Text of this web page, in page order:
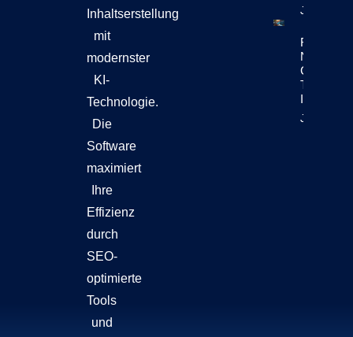
Inhaltserstellung
mit
modernster
KI-
Technologie.
Die
Software
maximiert
Ihre
Effizienz
durch
SEO-
optimierte
Tools
und
Jetzt
Reuters
News
Chatbots
Teil Der
Jetzt